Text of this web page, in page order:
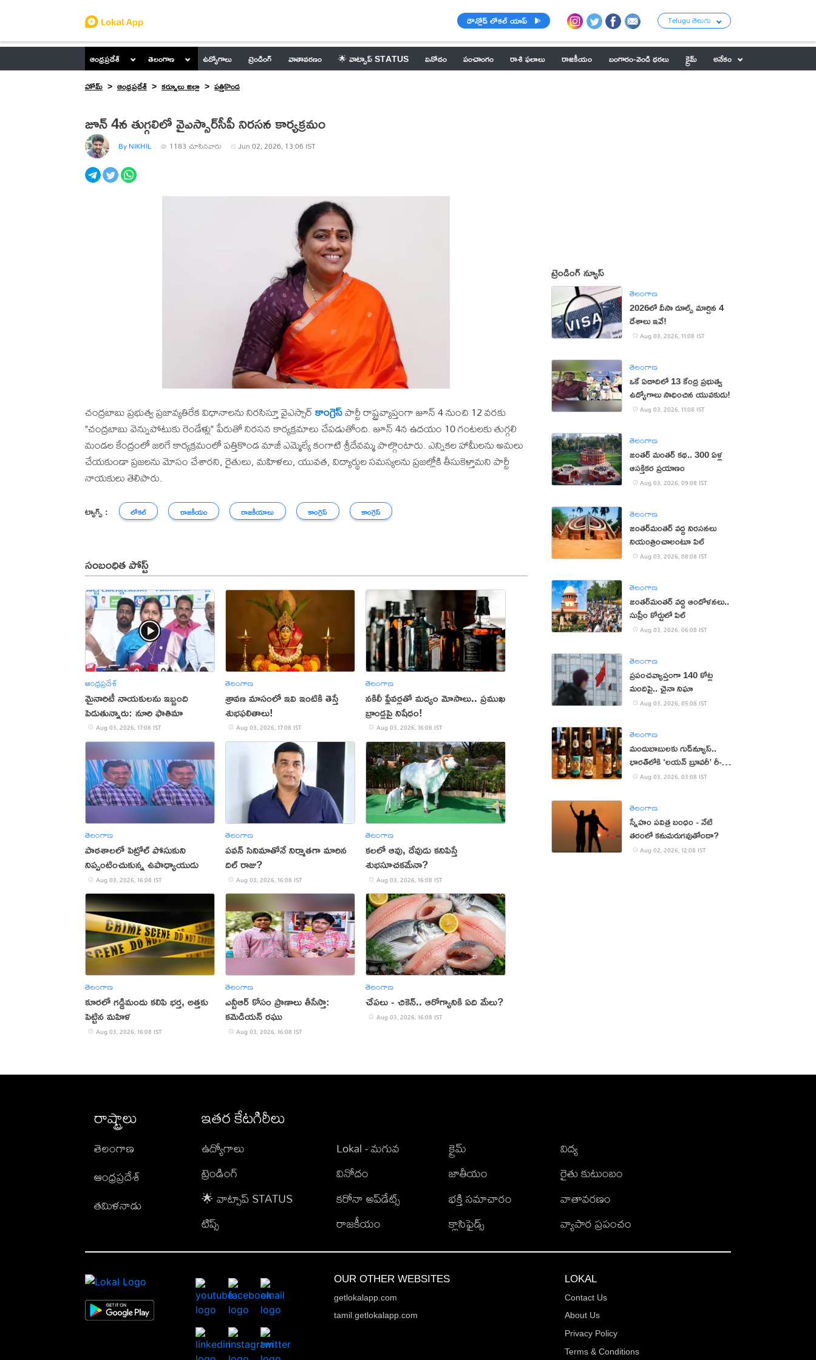
డౌన్లోడ్ లోకల్ యాప్ Telugu తెలుగు
ఆంధ్రప్రదేశ్ తెలంగాణ ఉద్యోగాలు ట్రెండింగ్ వాతావరణం 🌟 వాట్సాప్ STATUS వినోదం పంచాంగం రాశి ఫలాలు రాజకీయం బంగారం-వెండి ధరలు క్రైమ్
అనేకం
హోమ్
ఆంధ్రప్రదేశ్ కర్నూలు జిల్లా పత్తికొండ
జూన్ 4న తుగ్గలిలో వైఎస్సార్‌సీపీ నిరసన కార్యక్రమం
By NIKHIL 1183 చూసినవారు Jun 02, 2026, 13:06 IST
చంద్రబాబు ప్రభుత్వ ప్రజావ్యతిరేక విధానాలను నిరసిస్తూ వైఎస్సార్కాంగ్రెస్పార్టీ రాష్ట్రవ్యాప్తంగా జూన్ 4 నుంచి 12 వరకు
"చంద్రబాబు వెన్నుపోటుకు రెండేళ్లు" పేరుతో నిరసన కార్యక్రమాలు చేపడుతోంది. జూన్ 4న ఉదయం 10 గంటలకు తుగ్గలి
మండల కేంద్రంలో జరిగే కార్యక్రమంలో పత్తికొండ మాజీ ఎమ్మెల్యే కంగాటి శ్రీదేవమ్మ పాల్గొంటారు. ఎన్నికల హామీలను అమలు
చేయకుండా ప్రజలను మోసం చేశారని, రైతులు, మహిళలు, యువత, విద్యార్థుల సమస్యలను ప్రజల్లోకి తీసుకెళ్తామని పార్టీ
నాయకులు తెలిపారు.
ట్యాగ్స్ : లోకల్ రాజకీయం రాజకీయాలు కాంగ్రెస్ కాంగ్రెస్
సంబంధిత పోస్ట్
ఆంధ్రప్రదేశ్
మైనారిటీ నాయకులను ఇబ్బంది
పెడుతున్నారు: నూరి ఫాతిమా
Aug 03, 2026, 17:08 IST
తెలంగాణ
శ్రావణ మాసంలో ఇవి ఇంటికి తెస్తే
శుభఫలితాలు!
Aug 03, 2026, 17:08 IST
తెలంగాణ
నకిలీ ఫ్లేవర్లతో మద్యం మోసాలు.. ప్రముఖ
బ్రాండ్లపై నిషేధం!
Aug 03, 2026, 16:08 IST
తెలంగాణ
పాఠశాలలో పెట్రోల్ పోసుకుని
నిప్పంటించుకున్న ఉపాధ్యాయుడు
Aug 03, 2026, 16:08 IST
తెలంగాణ
పవన్ సినిమాతోనే నిర్మాతగా మారిన
దిల్ రాజు?
Aug 03, 2026, 16:08 IST
తెలంగాణ
కలలో ఆవు, దేవుడు కనిపిస్తే
శుభసూచకమేనా?
Aug 03, 2026, 16:08 IST
తెలంగాణ
కూరలో గడ్డిమందు కలిపి భర్త, అత్తకు
పెట్టిన మహిళ
Aug 03, 2026, 16:08 IST
తెలంగాణ
ఎన్టీఆర్ కోసం ప్రాణాలు తీసేస్తా:
కమెడియన్ రఘు
Aug 03, 2026, 16:08 IST
తెలంగాణ
చేపలు - చికెన్.. ఆరోగ్యానికి ఏది మేలు?
Aug 03, 2026, 16:08 IST
ట్రెండింగ్ న్యూస్
తెలంగాణ
2026లో వీసా రూల్స్ మార్చిన 4
దేశాలు ఇవే!
Aug 03, 2026, 11:08 IST
తెలంగాణ
ఒకే ఏడాదిలో 13 కేంద్ర ప్రభుత్వ
ఉద్యోగాలు సాధించిన యువకుడు!
Aug 03, 2026, 11:08 IST
తెలంగాణ
జంతర్‌ మంతర్‌ కథ.. 300 ఏళ్ల
ఆసక్తికర ప్రయాణం
Aug 03, 2026, 09:08 IST
తెలంగాణ
జంతర్‌మంతర్‌ వద్ద నిరసనలు
నియంత్రించాలంటూ పిల్
Aug 03, 2026, 08:08 IST
తెలంగాణ
జంతర్‌మంతర్‌ వద్ద ఆందోళనలు..
సుప్రీం కోర్టులో పిల్
Aug 03, 2026, 06:08 IST
తెలంగాణ
ప్రపంచవ్యాప్తంగా 140 కోట్ల
మందిపై.. చైనా నిఘా
Aug 03, 2026, 05:08 IST
తెలంగాణ
మందుబాబులకు గుడ్‌న్యూస్..
భారత్‌లోకి ‘లయన్ బ్రూవరీ’ రీ-
ఎంట్రీAug 03, 2026, 03:08 IST
తెలంగాణ
స్నేహం పవిత్ర బంధం - నేటి
తరంలో కనుమరుగవుతోందా?
Aug 02, 2026, 12:08 IST
రాష్ట్రాలు
తెలంగాణ
ఆంధ్రప్రదేశ్
తమిళనాడు
ఇతర కేటగిరీలు
ఉద్యోగాలు
ట్రెండింగ్
🌟 వాట్సాప్ STATUS
టిప్స్
Lokal - మగువ
వినోదం
కరోనా అప్‌డేట్స్
రాజకీయం
క్రైమ్
జాతీయం
భక్తి సమాచారం
క్లాసిఫైడ్స్
విద్య
రైతు కుటుంబం
వాతావరణం
వ్యాపార ప్రపంచం
OUR OTHER WEBSITES
getlokalapp.com
tamil.getlokalapp.com
LOKAL
Contact Us
About Us
Privacy Policy
Terms & Conditions